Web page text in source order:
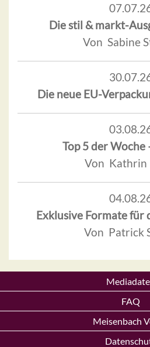
Die stil & markt-
Von Sabine
Die neue EU-
Top 5 der
Von Kathrin
Exklusive Formate für
Von Patrick
FAQ
Meisenbach